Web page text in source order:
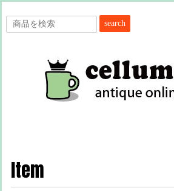
search
Item